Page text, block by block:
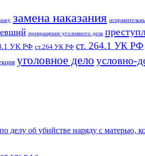
замена наказания
прекращение уголовного дела
УК РФ ст.264 УК РФ ст. 264.1 УК РФ
уголовное дело условно-
об убийстве наряду с матерью,